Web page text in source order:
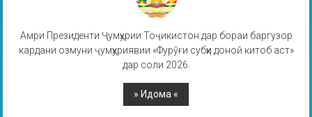
Амри Президенти Ҷумҳурии Тоҷикистон дар бораи баргузор
кардани озмуни ҷумҳуриявии «Фурӯғи субҳи доноӣ китоб аст»
дар соли 2026.